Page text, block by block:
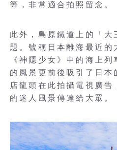
等，非常適合拍照留念
此外，島原鐵道上的「大
題。號稱日本離海最近的
《神隱少女》中的海上
的風景更前後吸引了日本
店龍頭在此拍攝電視廣告
的迷人風景傳達給大眾。